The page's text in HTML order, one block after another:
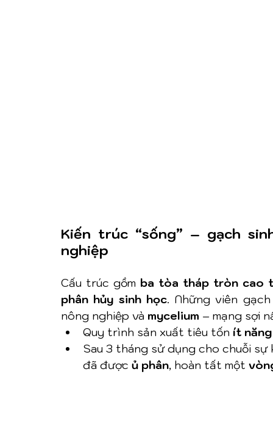
Kiến trúc “sống” – gạch
nghiệp
Cấu trúc gồm ba tòa tháp tròn cao
phân hủy sinh học. Những viên
nông nghiệp và mycelium – mạng sợi
Quy trình sản xuất tiêu tốn ít
Sau 3 tháng sử dụng cho chuỗi sự
đã được ủ phân, hoàn tất một